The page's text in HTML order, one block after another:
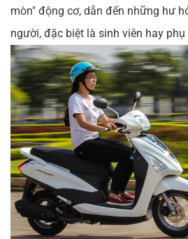
mòn" động cơ, dẫn đến những hư
người, đặc biệt là sinh viên hay